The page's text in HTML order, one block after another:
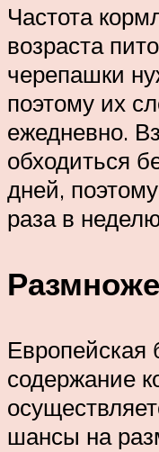
Частота
возраста
черепашки
поэтому их
ежедневно.
обходиться
дней,
раза в
Европейская
содержание
шансы на